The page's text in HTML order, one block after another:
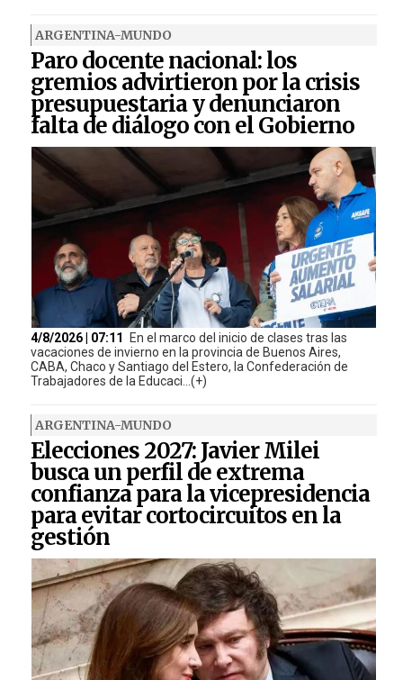
ARGENTINA-MUNDO
Paro docente nacional: los
gremios advirtieron por la crisis
presupuestaria y denunciaron
falta de diálogo con el Gobierno
4/8/2026 | 07:11
En el marco del inicio de clases tras las
vacaciones de invierno en la provincia de Buenos Aires,
CABA, Chaco y Santiago del Estero, la Confederación de
Trabajadores de la Educaci...(+)
ARGENTINA-MUNDO
Elecciones 2027: Javier Milei
busca un perfil de extrema
confianza para la vicepresidencia
para evitar cortocircuitos en la
gestión